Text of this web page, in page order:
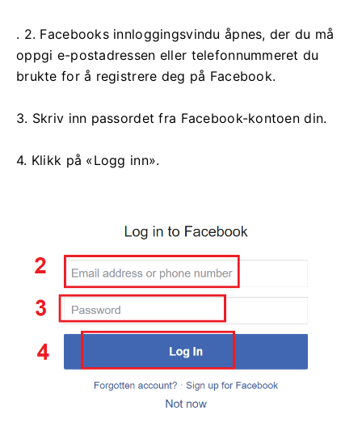
. 2. Facebooks innloggingsvindu åpnes, der du må
oppgi e-postadressen eller telefonnummeret du
brukte for å registrere deg på Facebook.
3. Skriv inn passordet fra Facebook-kontoen din.
4. Klikk på «Logg inn».